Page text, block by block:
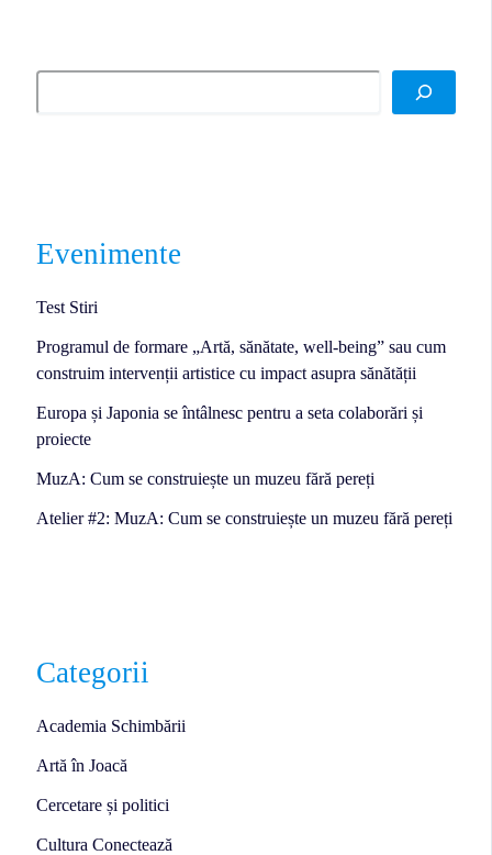
Evenimente
Test Stiri
Programul de formare „Artă, sănătate, well-being” sau cum
construim intervenții artistice cu impact asupra sănătății
Europa și Japonia se întâlnesc pentru a seta colaborări și
proiecte
MuzA: Cum se construiește un muzeu fără pereți
Atelier #2: MuzA: Cum se construiește un muzeu fără pereți
Categorii
Academia Schimbării
Artă în Joacă
Cercetare și politici
Cultura Conectează